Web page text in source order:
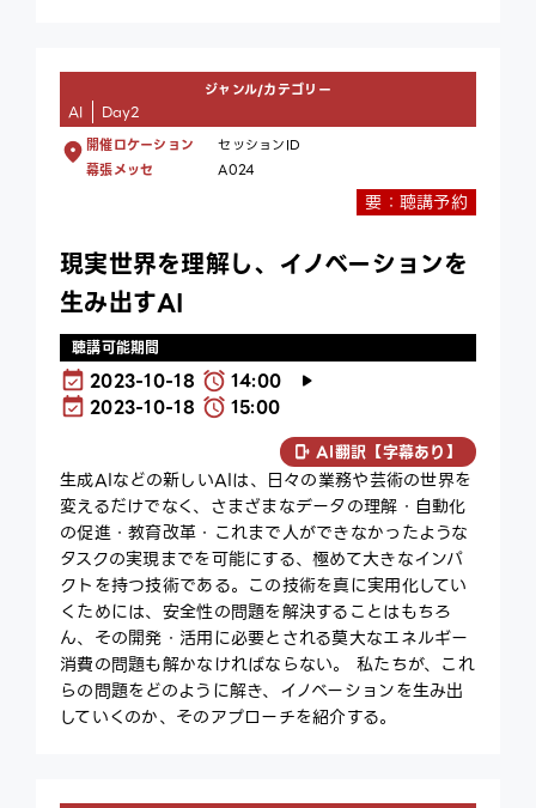
ジャンル/カテゴリー
AI Day2
開催ロケーション
幕張メッセ
セッションID
A024
要：聴講予約
現実世界を理解し、イノベーションを
生み出すAI
聴講可能期間
2023-10-18
14:00
2023-10-18
15:00
AI翻訳【字幕あり】
生成AIなどの新しいAIは、日々の業務や芸術の世界を
変えるだけでなく、さまざまなデータの理解・自動化
の促進・教育改革・これまで人ができなかったような
タスクの実現までを可能にする、極めて大きなインパ
クトを持つ技術である。この技術を真に実用化してい
くためには、安全性の問題を解決することはもちろ
ん、その開発・活用に必要とされる莫大なエネルギー
消費の問題も解かなければならない。 私たちが、これ
らの問題をどのように解き、イノベーションを生み出
していくのか、そのアプローチを紹介する。